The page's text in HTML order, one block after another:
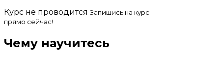
Курс не проводится Запишись на курс
прямо сейчас!
Чему научитесь